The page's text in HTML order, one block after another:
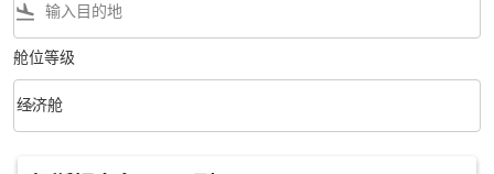
flight_land
舱位等级
舱位等级 option 经济舱 Selected
经济舱
keyboard_arrow_down